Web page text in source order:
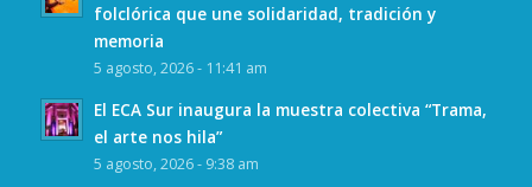
folclórica que une solidaridad, tradición y
memoria
5 agosto, 2026 - 11:41 am
El ECA Sur inaugura la muestra colectiva “Trama,
el arte nos hila”
5 agosto, 2026 - 9:38 am